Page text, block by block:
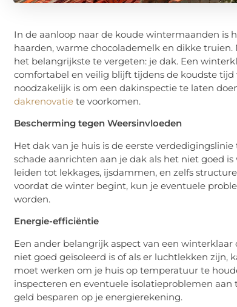
In de aanloop naar de koude wintermaanden is
haarden, warme chocolademelk en dikke
het belangrijkste te vergeten: je dak. Een
comfortabel en veilig blijft tijdens de koudste
noodzakelijk is om een dakinspectie te laten
dakrenovatie te voorkomen.
Bescherming tegen Weersinvloeden
Het dak van je huis is de eerste
schade aanrichten aan je dak als het niet goed
leiden tot lekkages, ijsdammen, en zelfs
voordat de winter begint, kun je eventuele
worden.
Energie-efficiëntie
Een ander belangrijk aspect van een
niet goed geïsoleerd is of als er luchtlekken
moet werken om je huis op temperatuur te
inspecteren en eventuele isolatieproblemen
geld besparen op je energierekening.